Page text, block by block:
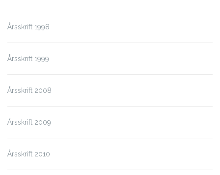
Årsskrift 1998
Årsskrift 1999
Årsskrift 2008
Årsskrift 2009
Årsskrift 2010